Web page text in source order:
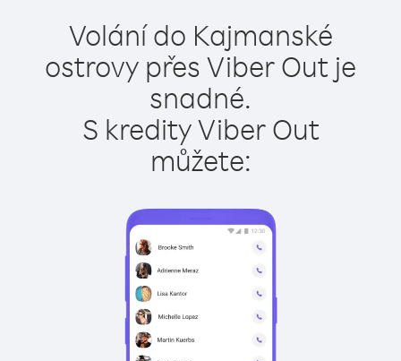
Volání do Kajmanské
ostrovy přes Viber Out je
snadné.
S kredity Viber Out
můžete: